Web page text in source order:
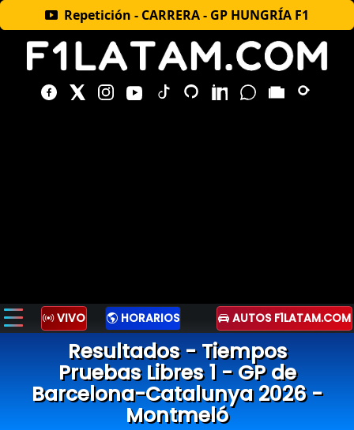
Repetición - CARRERA - GP HUNGRÍA F1
VIVO HORARIOS AUTOS F1LATAM.COM
Resultados - Tiempos
Pruebas Libres 1 - GP de
Barcelona-Catalunya 2026 -
Montmeló